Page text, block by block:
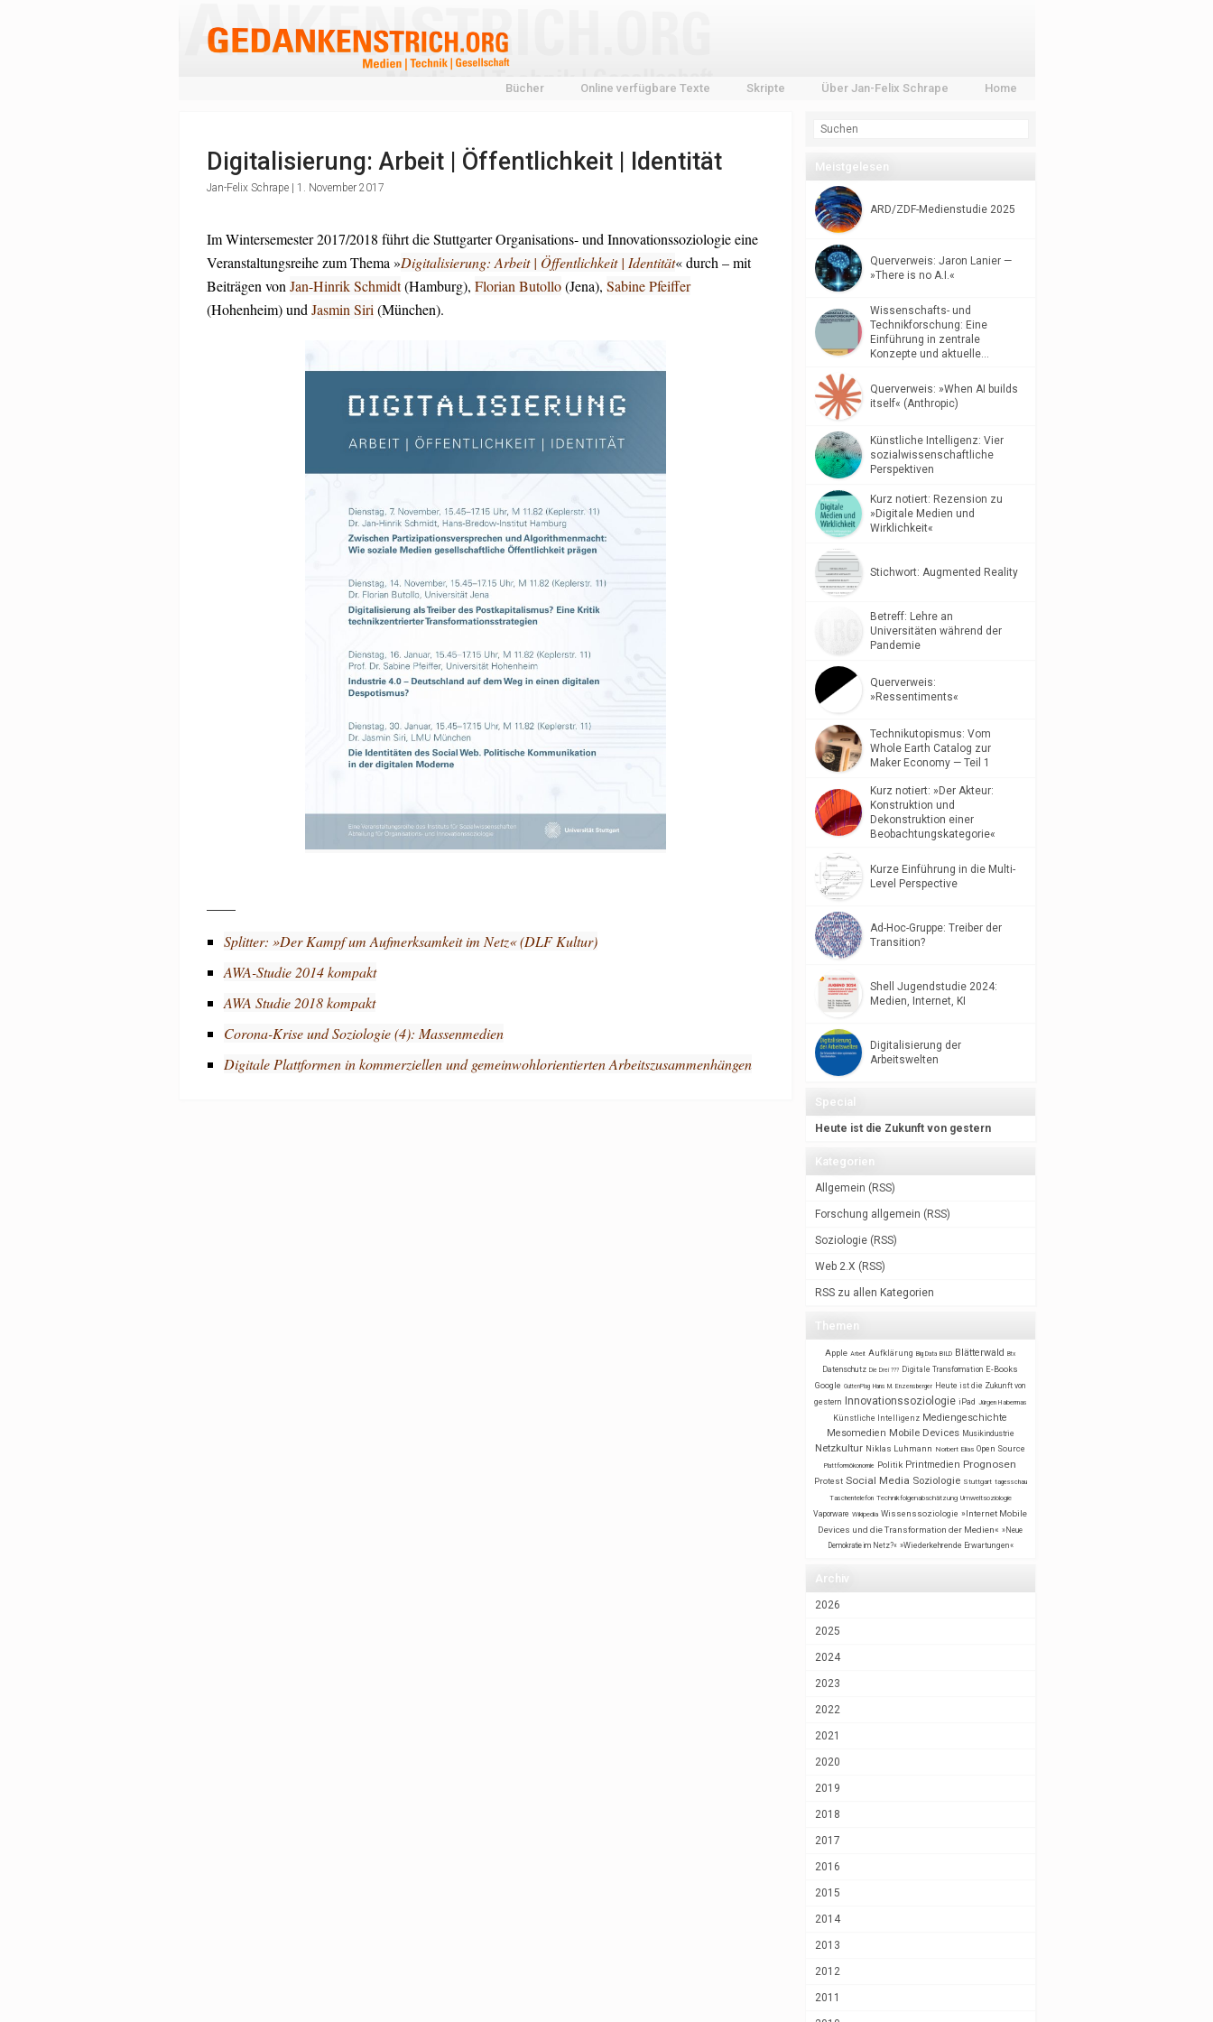
Home
Über Jan-Felix Schrape
Skripte
Online verfügbare Texte
Bücher
Digitalisierung: Arbeit | Öffentlichkeit | Identität
Jan-Felix Schrape | 1. November 2017
Im Wintersemester 2017/2018 führt die Stuttgarter Organisations- und Innovationssoziologie eine
Veranstaltungsreihe zum Thema »Digitalisierung: Arbeit | Öffentlichkeit | Identität« durch – mit
Beiträgen von Jan-Hinrik Schmidt(Hamburg), Florian Butollo(Jena), Sabine Pfeiffer
(Hohenheim) und Jasmin Siri (München).
Splitter: »Der Kampf um Aufmerksamkeit im Netz« (DLF Kultur)
AWA-Studie 2014 kompakt
AWA Studie 2018 kompakt
Corona-Krise und Soziologie (4): Massenmedien
Digitale Plattformen in kommerziellen und gemeinwohlorientierten Arbeitszusammenhängen
Meistgelesen
ARD/ZDF-Medienstudie 2025
Querverweis: Jaron Lanier —
»There is no A.I.«
Wissenschafts- und
Technikforschung: Eine
Einführung in zentrale
Konzepte und aktuelle…
Querverweis: »When AI builds
itself« (Anthropic)
Künstliche Intelligenz: Vier
sozialwissenschaftliche
Perspektiven
Kurz notiert: Rezension zu
»Digitale Medien und
Wirklichkeit«
Stichwort: Augmented Reality
Betreff: Lehre an
Universitäten während der
Pandemie
Querverweis:
»Ressentiments«
Technikutopismus: Vom
Whole Earth Catalog zur
Maker Economy — Teil 1
Kurz notiert: »Der Akteur:
Konstruktion und
Dekonstruktion einer
Beobachtungskategorie«
Kurze Einführung in die Multi-
Level Perspective
Ad-Hoc-Gruppe: Treiber der
Transition?
Shell Jugendstudie 2024:
Medien, Internet, KI
Digitalisierung der
Arbeitswelten
Special
Heute ist die Zukunft von gestern
Kategorien
Allgemein ( RSS)
Forschung allgemein ( RSS)
Soziologie( RSS)
Web 2.X ( RSS)
RSS zu allen Kategorien
Themen
Apple Arbeit Aufklärung Big Data BILD Blätterwald Btx
Datenschutz Die Drei ??? Digitale Transformation E-Books
Google GuttenPlag Hans M. Enzensberger Heute ist die Zukunft von
gestern
Innovationssoziologie iPad Jürgen Habermas
Künstliche Intelligenz Mediengeschichte
Mesomedien Mobile Devices Musikindustrie
Netzkultur Niklas Luhmann Norbert Elias Open Source
Plattformökonomie Politik Printmedien Prognosen
Protest Social Media Soziologie Stuttgart tagesschau
Taschentelefon Technikfolgenabschätzung Umweltsoziologie
Vaporware Wikipedia Wissenssoziologie »Internet Mobile
Devices und die Transformation der Medien« »Neue
Demokratie im Netz?« »Wiederkehrende Erwartungen«
Archiv
2026
2025
2024
2023
2022
2021
2020
2019
2018
2017
2016
2015
2014
2013
2012
2011